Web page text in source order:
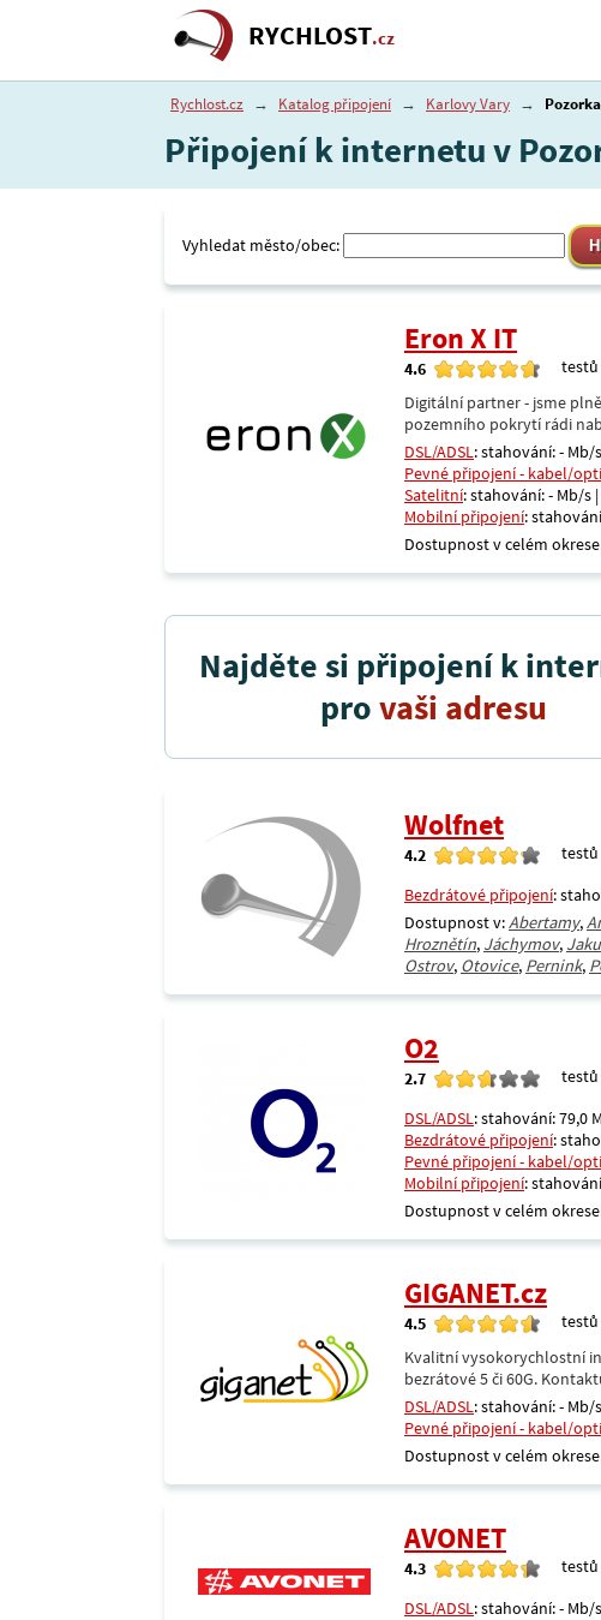
RYCHLOST.cz
Rychlost.cz → Katalog připojení → Karlovy Vary → Pozorka
Připojení k internetu v
Vyhledat město/obec:
Eron X IT
4.6 testů
Digitální partner - jsme
pozemního pokrytí rádi
DSL/ADSL: stahování: - Mb/
Pevné připojení - kabel/
Satelitní: stahování: - Mb/s
Mobilní připojení:
Dostupnost v celém
Najděte si připojení k
provaši adresu
Wolfnet
4.2 testů
Bezdrátové připojení:
Dostupnost v:Abertamy,
Hroznětín, Jáchymov,
Ostrov, Otovice, Pernink,
O2
2.7 testů
DSL/ADSL: stahování: 79,0
Bezdrátové připojení:
Pevné připojení - kabel/
Mobilní připojení:
Dostupnost v celém
GIGANET.cz
4.5 testů
Kvalitní vysokorychlostní
bezrátové 5 či 60G.
DSL/ADSL: stahování: - Mb/
Pevné připojení - kabel/
Dostupnost v celém
AVONET
4.3 testů
DSL/ADSL: stahování: - Mb/